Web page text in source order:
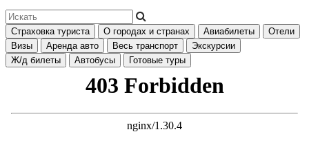
Страховка туриста О городах и странах Авиабилеты
Отели
Визы
Аренда авто Весь транспорт
Экскурсии
Ж/д билеты
Автобусы Готовые туры